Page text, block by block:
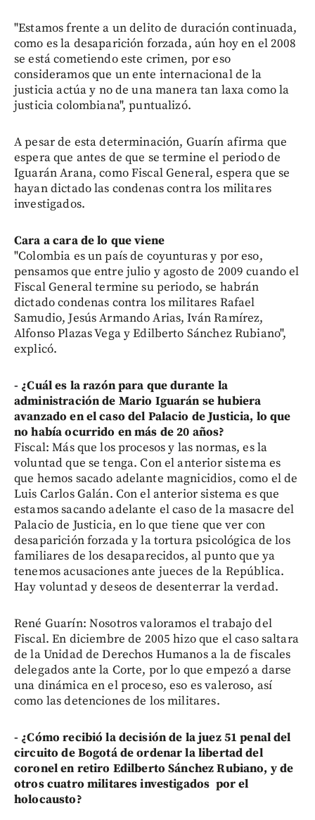
"Estamos frente a un delito de duración continuada,
como es la desaparición forzada, aún hoy en el 2008
se está cometiendo este crimen, por eso
consideramos que un ente internacional de la
justicia actúa y no de una manera tan laxa como la
justicia colombiana", puntualizó.
A pesar de esta determinación, Guarín afirma que
espera que antes de que se termine el periodo de
Iguarán Arana, como Fiscal General, espera que se
hayan dictado las condenas contra los militares
investigados.
Cara a cara de lo que viene
"Colombia es un país de coyunturas y por eso,
pensamos que entre julio y agosto de 2009 cuando el
Fiscal General termine su periodo, se habrán
dictado condenas contra los militares Rafael
Samudio, Jesús Armando Arias, Iván Ramírez,
Alfonso Plazas Vega y Edilberto Sánchez Rubiano",
explicó.
- ¿Cuál es la razón para que durante la
administración de Mario Iguarán se hubiera
avanzado en el caso del Palacio de Justicia, lo que
no había ocurrido en más de 20 años?
Fiscal: Más que los procesos y las normas, es la
voluntad que se tenga. Con el anterior sistema es
que hemos sacado adelante magnicidios, como el de
Luis Carlos Galán. Con el anterior sistema es que
estamos sacando adelante el caso de la masacre del
Palacio de Justicia, en lo que tiene que ver con
desaparición forzada y la tortura psicológica de los
familiares de los desaparecidos, al punto que ya
tenemos acusaciones ante jueces de la República.
Hay voluntad y deseos de desenterrar la verdad.
René Guarín: Nosotros valoramos el trabajo del
Fiscal. En diciembre de 2005 hizo que el caso saltara
de la Unidad de Derechos Humanos a la de fiscales
delegados ante la Corte, por lo que empezó a darse
una dinámica en el proceso, eso es valeroso, así
como las detenciones de los militares.
- ¿Cómo recibió la decisión de la juez 51 penal del
circuito de Bogotá de ordenar la libertad del
coronel en retiro Edilberto Sánchez Rubiano, y de
otros cuatro militares investigados por el
holocausto?